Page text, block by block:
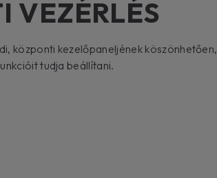
VEZÉRLÉS
központi kezelőpaneljének köszönhetően,
tudja beállítani.